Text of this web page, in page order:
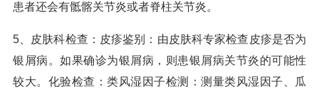
患者还会有骶髂关节炎或者脊柱关节炎。
5、皮肤科检查：皮疹鉴别：由皮肤科专家检查皮疹是否为
银屑病。如果确诊为银屑病，则患银屑病关节炎的可能性
较大。化验检查：类风湿因子检测：测量类风湿因子、瓜